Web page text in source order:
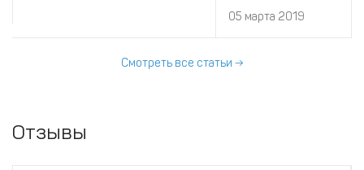
на его аккумулятор. Он
определяет большую
05 марта 2019
Смотреть все статьи →
Отзывы